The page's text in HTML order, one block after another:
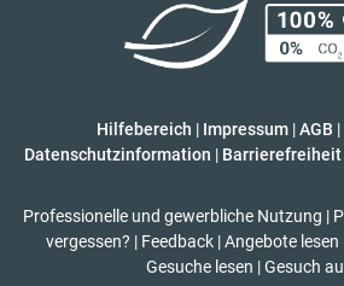
Hilfebereich | Impressum |AGB |
Datenschutzinformation | Barrierefreiheit
Professionelle und gewerbliche Nutzung |
vergessen? | Feedback | Angebote lesen
Gesuche lesen | Gesuch